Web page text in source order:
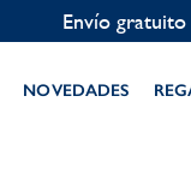
NOVEDADES